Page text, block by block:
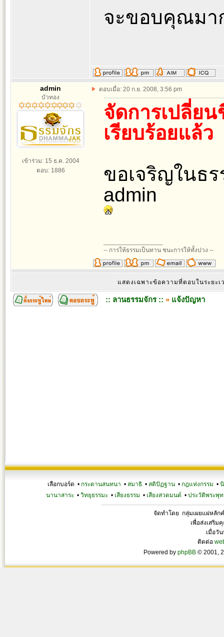
จะขอบคุณมา
admin
บัวทอง
เข้าร่วม: 15 ธ.ค. 2004
ตอบ: 1886
ตอบเมื่อ: 20 ก.ย. 2008, 3:56 pm
จัดการเปลี่ย
เรียบร้อยแล้ว
ขอเจริญในธร
admin
-- การให้ธรรมเป็นทาน ชนะการให้ทั้งปวง --
แสดงเฉพาะข้อความที่ตอบในระยะ
:: ลานธรรมจักร :: » แจ้งปัญหา
เลือกบอร์ด • กระดานสนทนา • สมาธิ • สติปัฏฐาน • กฎแห่งกรรม •
นานาสาระ• วิทยุธรรมะ• เสียงธรรม • เสียงสวดมนต์ • ประวัติพระพุท
จัดทำโดย กลุ่มเผยแผ่หลัก
เพื่อส่งเสริม
เมื่อวั
ติดต่อ
Powered by phpBB © 2001,